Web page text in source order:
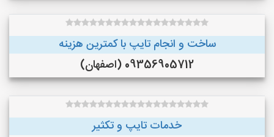
ساخت و انجام تایپ با کمترین هزینه
09356905712 (اصفهان)
خدمات تایپ و تکثیر